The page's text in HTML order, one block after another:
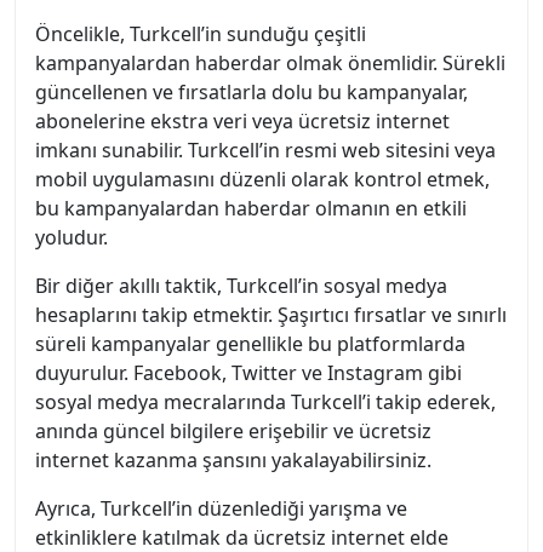
Öncelikle, Turkcell’in sunduğu çeşitli
kampanyalardan haberdar olmak önemlidir. Sürekli
güncellenen ve fırsatlarla dolu bu kampanyalar,
abonelerine ekstra veri veya ücretsiz internet
imkanı sunabilir. Turkcell’in resmi web sitesini veya
mobil uygulamasını düzenli olarak kontrol etmek,
bu kampanyalardan haberdar olmanın en etkili
yoludur.
Bir diğer akıllı taktik, Turkcell’in sosyal medya
hesaplarını takip etmektir. Şaşırtıcı fırsatlar ve sınırlı
süreli kampanyalar genellikle bu platformlarda
duyurulur. Facebook, Twitter ve Instagram gibi
sosyal medya mecralarında Turkcell’i takip ederek,
anında güncel bilgilere erişebilir ve ücretsiz
internet kazanma şansını yakalayabilirsiniz.
Ayrıca, Turkcell’in düzenlediği yarışma ve
etkinliklere katılmak da ücretsiz internet elde